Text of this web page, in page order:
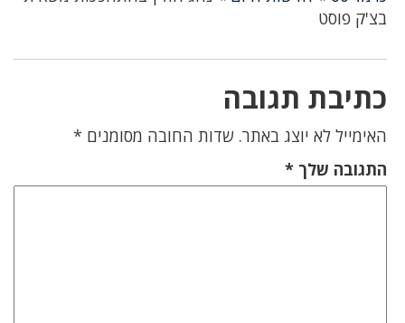
בצ'ק פוסט
כתיבת תגובה
האימייל לא יוצג באתר. שדות החובה מסומנים *
התגובה שלך *